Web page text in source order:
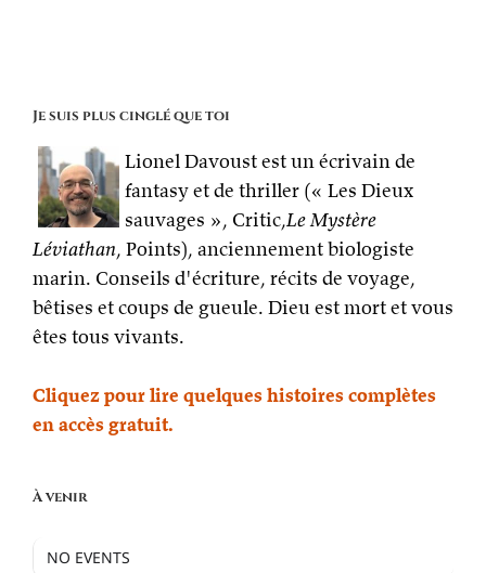
Je suis plus cinglé que toi
Lionel Davoust est un écrivain de
fantasy et de thriller (« Les Dieux
sauvages », Critic,Le Mystère
Léviathan, Points), anciennement biologiste
marin. Conseils d'écriture, récits de voyage,
bêtises et coups de gueule. Dieu est mort et vous
êtes tous vivants.
Cliquez pour lire quelques histoires complètes
en accès gratuit.
À venir
NO EVENTS